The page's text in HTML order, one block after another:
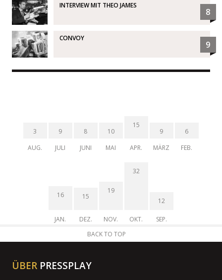
INTERVIEW MIT THEO JAMES
8
CONVOY
9
3
AUG.
9
JULI
8
JUNI
10
MAI
15
APR.
9
MÄRZ
6
FEB.
16
JAN.
15
DEZ.
19
NOV.
32
OKT.
12
SEP.
BACK TO TOP
ÜBER PRESSPLAY